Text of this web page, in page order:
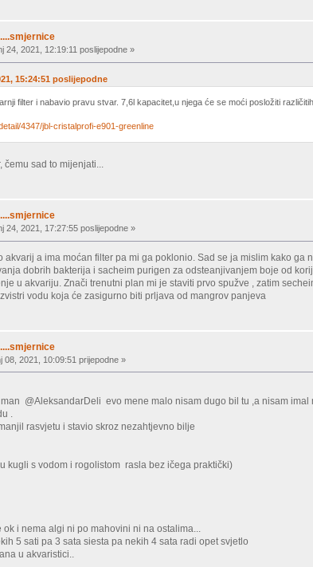
24, 2021, 12:19:11 poslijepodne »
15:24:51 poslijepodne
filter i nabavio pravu stvar. 7,6l kapacitet,u njega će se moći posložiti
4347/jbl-cristalprofi-e901-greenline
čemu sad to mijenjati...
24, 2021, 17:27:55 poslijepodne »
akvarij a ima moćan filter pa mi ga poklonio. Sad se ja mislim kako ga
dobrih bakterija i sacheim purigen za odsteanjivanjem boje od
u akvariju. Znači trenutni plan mi je staviti prvo spužve , zatim
vodu koja će zasigurno biti prljava od mangrov panjeva
08, 2021, 10:09:51 prijepodne »
@AleksandarDeli evo mene malo nisam dugo bil tu ,a nisam
.
rasvjetu i stavio skroz nezahtjevno bilje
kugli s vodom i rogolistom rasla bez ičega praktički)
ok i nema algi ni po mahovini ni na ostalima...
5 sati pa 3 sata siesta pa nekih 4 sata radi opet svjetlo
u akvaristici..